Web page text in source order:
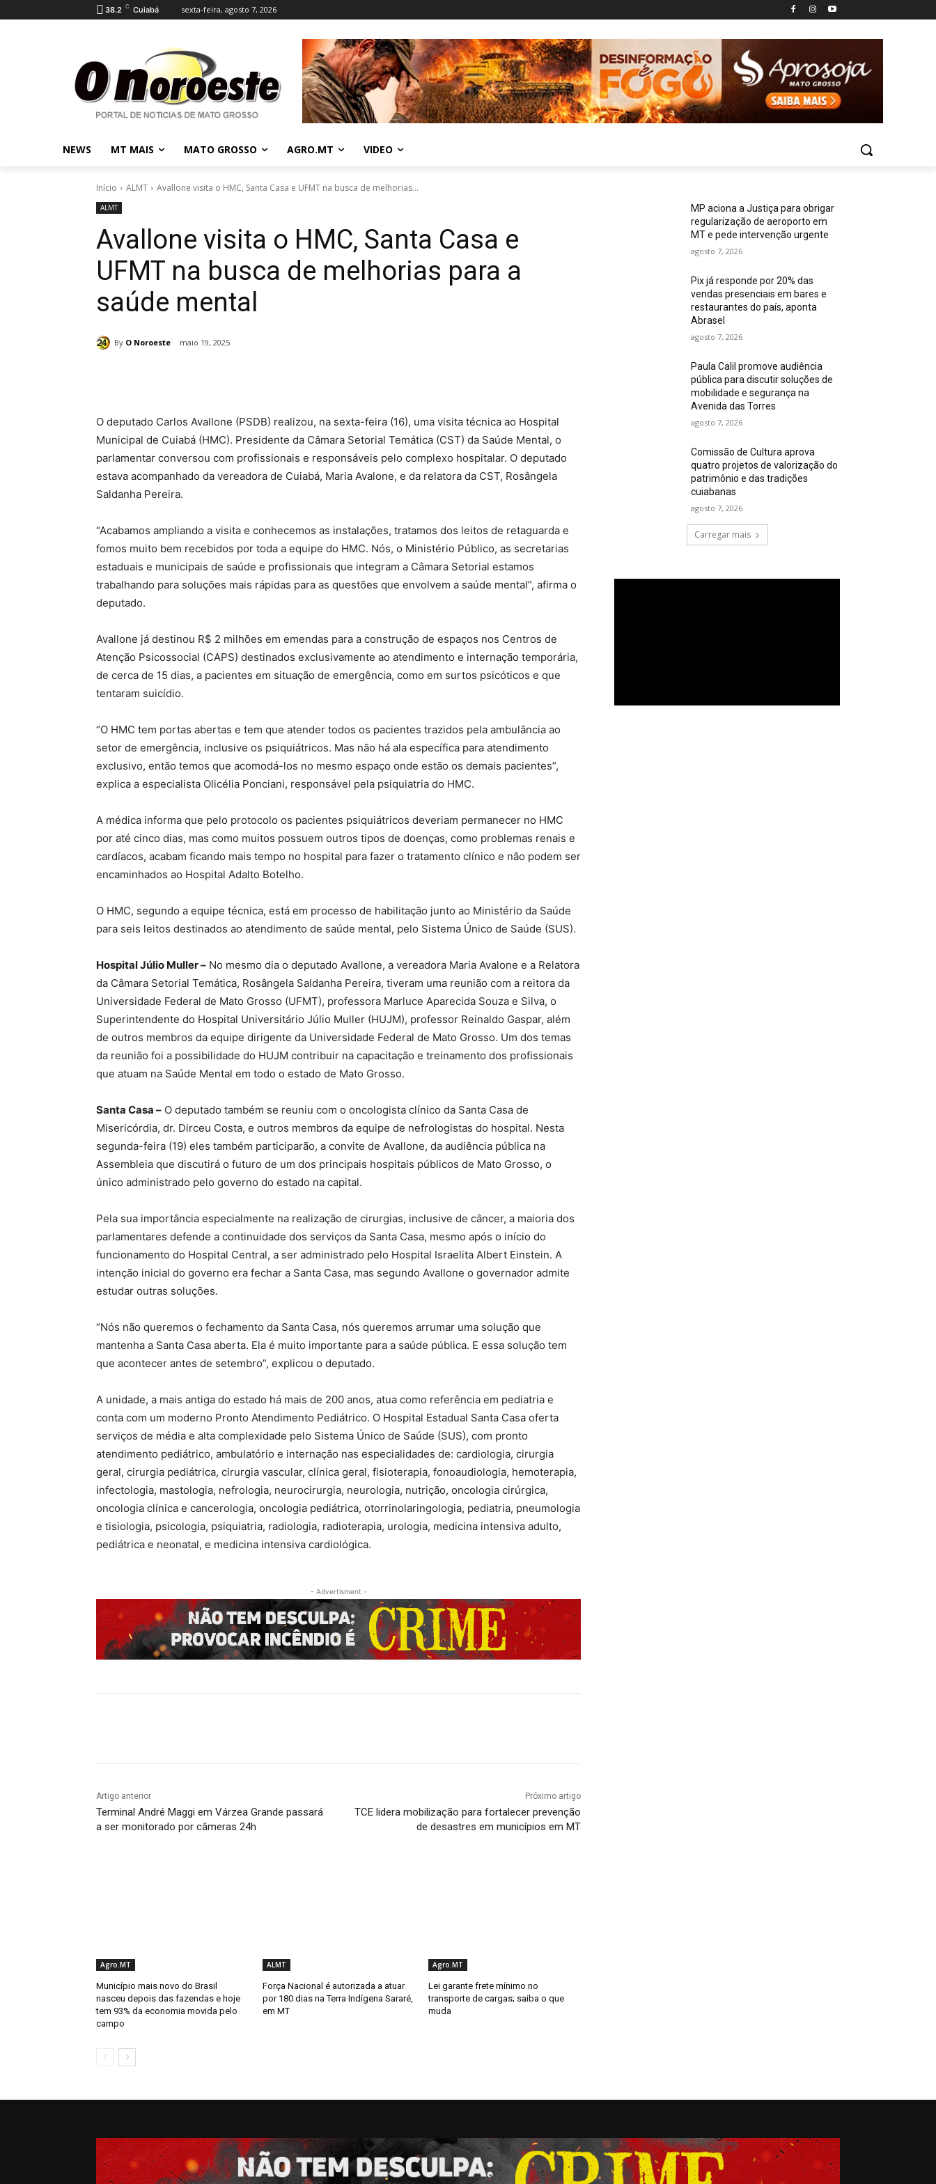
38.2 C Cuiabá sexta-feira, agosto 7, 2026
NEWS MT MAIS MATO GROSSO AGRO.MT VIDEO
Início ALMT Avallone visita o HMC, Santa Casa e UFMT na busca de melhorias...
ALMT
Avallone visita o HMC, Santa Casa e
UFMT na busca de melhorias para a
saúde mental
By O Noroeste maio 19, 2025
O deputado Carlos Avallone (PSDB) realizou, na sexta-feira (16), uma visita técnica ao Hospital
Municipal de Cuiabá (HMC). Presidente da Câmara Setorial Temática (CST) da Saúde Mental, o
parlamentar conversou com profissionais e responsáveis pelo complexo hospitalar. O deputado
estava acompanhado da vereadora de Cuiabá, Maria Avalone, e da relatora da CST, Rosângela
Saldanha Pereira.
“Acabamos ampliando a visita e conhecemos as instalações, tratamos dos leitos de retaguarda e
fomos muito bem recebidos por toda a equipe do HMC. Nós, o Ministério Público, as secretarias
estaduais e municipais de saúde e profissionais que integram a Câmara Setorial estamos
trabalhando para soluções mais rápidas para as questões que envolvem a saúde mental”, afirma o
deputado.
Avallone já destinou R$ 2 milhões em emendas para a construção de espaços nos Centros de
Atenção Psicossocial (CAPS) destinados exclusivamente ao atendimento e internação temporária,
de cerca de 15 dias, a pacientes em situação de emergência, como em surtos psicóticos e que
tentaram suicídio.
“O HMC tem portas abertas e tem que atender todos os pacientes trazidos pela ambulância ao
setor de emergência, inclusive os psiquiátricos. Mas não há ala específica para atendimento
exclusivo, então temos que acomodá-los no mesmo espaço onde estão os demais pacientes”,
explica a especialista Olicélia Ponciani, responsável pela psiquiatria do HMC.
A médica informa que pelo protocolo os pacientes psiquiátricos deveriam permanecer no HMC
por até cinco dias, mas como muitos possuem outros tipos de doenças, como problemas renais e
cardíacos, acabam ficando mais tempo no hospital para fazer o tratamento clínico e não podem ser
encaminhados ao Hospital Adalto Botelho.
O HMC, segundo a equipe técnica, está em processo de habilitação junto ao Ministério da Saúde
para seis leitos destinados ao atendimento de saúde mental, pelo Sistema Único de Saúde (SUS).
Hospital Júlio Muller – No mesmo dia o deputado Avallone, a vereadora Maria Avalone e a Relatora
da Câmara Setorial Temática, Rosângela Saldanha Pereira, tiveram uma reunião com a reitora da
Universidade Federal de Mato Grosso (UFMT), professora Marluce Aparecida Souza e Silva, o
Superintendente do Hospital Universitário Júlio Muller (HUJM), professor Reinaldo Gaspar, além
de outros membros da equipe dirigente da Universidade Federal de Mato Grosso. Um dos temas
da reunião foi a possibilidade do HUJM contribuir na capacitação e treinamento dos profissionais
que atuam na Saúde Mental em todo o estado de Mato Grosso.
Santa Casa – O deputado também se reuniu com o oncologista clínico da Santa Casa de
Misericórdia, dr. Dirceu Costa, e outros membros da equipe de nefrologistas do hospital. Nesta
segunda-feira (19) eles também participarão, a convite de Avallone, da audiência pública na
Assembleia que discutirá o futuro de um dos principais hospitais públicos de Mato Grosso, o
único administrado pelo governo do estado na capital.
Pela sua importância especialmente na realização de cirurgias, inclusive de câncer, a maioria dos
parlamentares defende a continuidade dos serviços da Santa Casa, mesmo após o início do
funcionamento do Hospital Central, a ser administrado pelo Hospital Israelita Albert Einstein. A
intenção inicial do governo era fechar a Santa Casa, mas segundo Avallone o governador admite
estudar outras soluções.
“Nós não queremos o fechamento da Santa Casa, nós queremos arrumar uma solução que
mantenha a Santa Casa aberta. Ela é muito importante para a saúde pública. E essa solução tem
que acontecer antes de setembro”, explicou o deputado.
A unidade, a mais antiga do estado há mais de 200 anos, atua como referência em pediatria e
conta com um moderno Pronto Atendimento Pediátrico. O Hospital Estadual Santa Casa oferta
serviços de média e alta complexidade pelo Sistema Único de Saúde (SUS), com pronto
atendimento pediátrico, ambulatório e internação nas especialidades de: cardiologia, cirurgia
geral, cirurgia pediátrica, cirurgia vascular, clínica geral, fisioterapia, fonoaudiologia, hemoterapia,
infectologia, mastologia, nefrologia, neurocirurgia, neurologia, nutrição, oncologia cirúrgica,
oncologia clínica e cancerologia, oncologia pediátrica, otorrinolaringologia, pediatria, pneumologia
e tisiologia, psicologia, psiquiatria, radiologia, radioterapia, urologia, medicina intensiva adulto,
pediátrica e neonatal, e medicina intensiva cardiológica.
- Advertisment -
Artigo anterior
Terminal André Maggi em Várzea Grande passará
a ser monitorado por câmeras 24h
Próximo artigo
TCE lidera mobilização para fortalecer prevenção
de desastres em municípios em MT
Agro.MT
Município mais novo do Brasil
nasceu depois das fazendas e hoje
tem 93% da economia movida pelo
campo
ALMT
Força Nacional é autorizada a atuar
por 180 dias na Terra Indígena Sararé,
em MT
Agro.MT
Lei garante frete mínimo no
transporte de cargas; saiba o que
muda
MP aciona a Justiça para obrigar
regularização de aeroporto em
MT e pede intervenção urgente
agosto 7, 2026
Pix já responde por 20% das
vendas presenciais em bares e
restaurantes do país, aponta
Abrasel
agosto 7, 2026
Paula Calil promove audiência
pública para discutir soluções de
mobilidade e segurança na
Avenida das Torres
agosto 7, 2026
Comissão de Cultura aprova
quatro projetos de valorização do
patrimônio e das tradições
cuiabanas
agosto 7, 2026
Carregar mais